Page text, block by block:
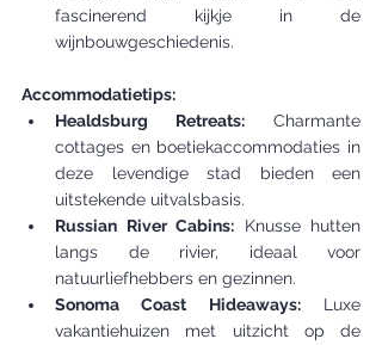
fascinerend kijkje in de
wijnbouwgeschiedenis.
Accommodatietips:
Healdsburg Retreats: Charmante
cottages en boetiekaccommodaties in
deze levendige stad bieden een
uitstekende uitvalsbasis.
Russian River Cabins: Knusse hutten
langs de rivier, ideaal voor
natuurliefhebbers en gezinnen.
Sonoma Coast Hideaways: Luxe
vakantiehuizen met uitzicht op de